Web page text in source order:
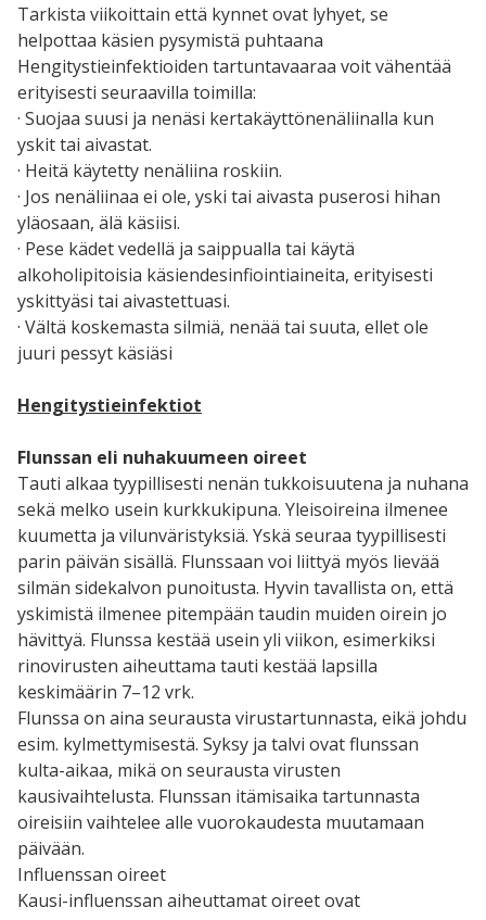
Tarkista viikoittain että kynnet ovat lyhyet, se
helpottaa käsien pysymistä puhtaana
Hengitystieinfektioiden tartuntavaaraa voit vähentää
erityisesti seuraavilla toimilla:
· Suojaa suusi ja nenäsi kertakäyttönenäliinalla kun
yskit tai aivastat.
· Heitä käytetty nenäliina roskiin.
· Jos nenäliinaa ei ole, yski tai aivasta puserosi hihan
yläosaan, älä käsiisi.
· Pese kädet vedellä ja saippualla tai käytä
alkoholipitoisia käsiendesinfiointiaineita, erityisesti
yskittyäsi tai aivastettuasi.
· Vältä koskemasta silmiä, nenää tai suuta, ellet ole
juuri pessyt käsiäsi
Hengitystieinfektiot
Flunssan eli nuhakuumeen oireet
Tauti alkaa tyypillisesti nenän tukkoisuutena ja nuhana
sekä melko usein kurkkukipuna. Yleisoireina ilmenee
kuumetta ja vilunväristyksiä. Yskä seuraa tyypillisesti
parin päivän sisällä. Flunssaan voi liittyä myös lievää
silmän sidekalvon punoitusta. Hyvin tavallista on, että
yskimistä ilmenee pitempään taudin muiden oirein jo
hävittyä. Flunssa kestää usein yli viikon, esimerkiksi
rinovirusten aiheuttama tauti kestää lapsilla
keskimäärin 7–12 vrk.
Flunssa on aina seurausta virustartunnasta, eikä johdu
esim. kylmettymisestä. Syksy ja talvi ovat flunssan
kulta-aikaa, mikä on seurausta virusten
kausivaihtelusta. Flunssan itämisaika tartunnasta
oireisiin vaihtelee alle vuorokaudesta muutamaan
päivään.
Influenssan oireet
Kausi-influenssan aiheuttamat oireet ovat